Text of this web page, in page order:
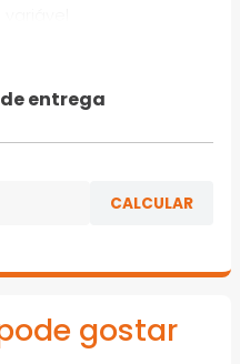
e
com impacto / sem
entrega
gostar